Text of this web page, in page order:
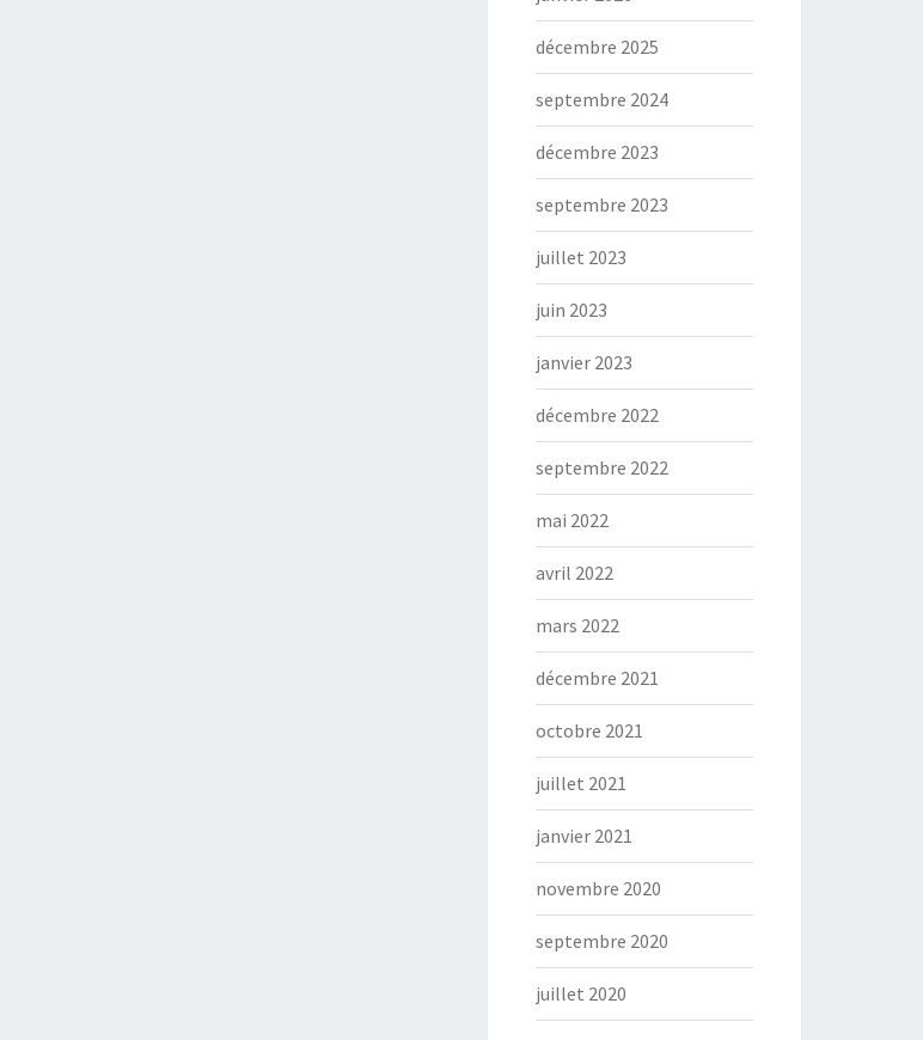
décembre 2025
septembre 2024
décembre 2023
septembre 2023
juillet 2023
juin 2023
janvier 2023
décembre 2022
septembre 2022
mai 2022
avril 2022
mars 2022
décembre 2021
octobre 2021
juillet 2021
janvier 2021
novembre 2020
septembre 2020
juillet 2020